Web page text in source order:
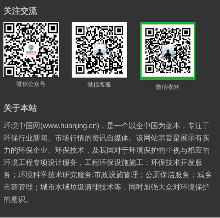
关注交流
微信公众号 微信客服 微信收款
关于本站
环境中国网(www.huanjing.cn)，是一个以全中国为蓝本，专注于
环保行业新闻、市场行情的资讯自媒体。该网站宗旨是展示有实
力的环保企业、环保技术，及我国对于环境保护的重视与相应的
环境工程专项设计服务，工程环保设施施工；环保技术开发服
务；环境科学技术研究服务;市政设施管理；公厕保洁服务；城乡
市容管理；城市水域垃圾清理技术等，同时加强大众对环境保护
的意识。